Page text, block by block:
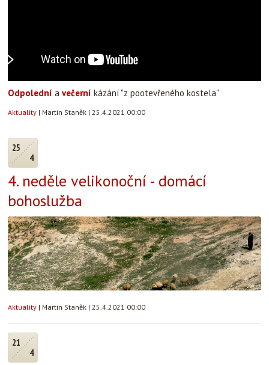
Odpolední a večerní kázání "z pootevřeného kostela"
Aktuality | Martin Staněk | 25.4.2021 00:00
25
4
4. neděle velikonoční - domácí
bohoslužba
Aktuality | Martin Staněk | 25.4.2021 00:00
21
4